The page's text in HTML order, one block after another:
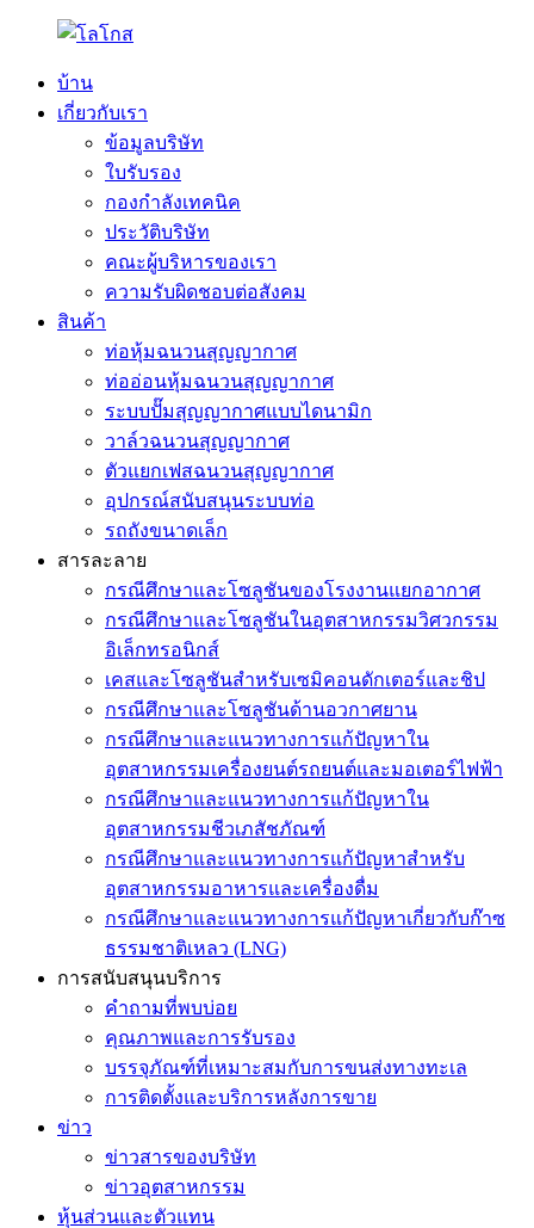
บ้าน
เกี่ยวกับเรา
ข้อมูลบริษัท
ใบรับรอง
กองกำลังเทคนิค
ประวัติบริษัท
คณะผู้บริหารของเรา
ความรับผิดชอบต่อสังคม
สินค้า
ท่อหุ้มฉนวนสุญญากาศ
ท่ออ่อนหุ้มฉนวนสุญญากาศ
ระบบปั๊มสุญญากาศแบบไดนามิก
วาล์วฉนวนสุญญากาศ
ตัวแยกเฟสฉนวนสุญญากาศ
อุปกรณ์สนับสนุนระบบท่อ
รถถังขนาดเล็ก
สารละลาย
กรณีศึกษาและโซลูชันของโรงงานแยกอากาศ
กรณีศึกษาและโซลูชันในอุตสาหกรรมวิศวกรรม
อิเล็กทรอนิกส์
เคสและโซลูชันสำหรับเซมิคอนดักเตอร์และชิป
กรณีศึกษาและโซลูชันด้านอวกาศยาน
กรณีศึกษาและแนวทางการแก้ปัญหาใน
อุตสาหกรรมเครื่องยนต์รถยนต์และมอเตอร์ไฟฟ้า
กรณีศึกษาและแนวทางการแก้ปัญหาใน
อุตสาหกรรมชีวเภสัชภัณฑ์
กรณีศึกษาและแนวทางการแก้ปัญหาสำหรับ
อุตสาหกรรมอาหารและเครื่องดื่ม
กรณีศึกษาและแนวทางการแก้ปัญหาเกี่ยวกับก๊าซ
ธรรมชาติเหลว (LNG)
การสนับสนุนบริการ
คำถามที่พบบ่อย
คุณภาพและการรับรอง
บรรจุภัณฑ์ที่เหมาะสมกับการขนส่งทางทะเล
การติดตั้งและบริการหลังการขาย
ข่าว
ข่าวสารของบริษัท
ข่าวอุตสาหกรรม
หุ้นส่วนและตัวแทน